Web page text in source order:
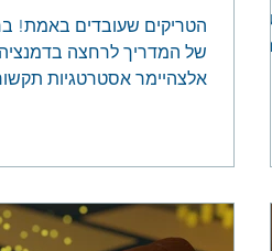
אלצהיימר
הטריקים שעובדים באמת!
של המדריך לרחצה
אלצהיימר אסטרטגיות
לחוויה חיובית ללא מאבקים.
חשוב לכל מטפל באדם עם